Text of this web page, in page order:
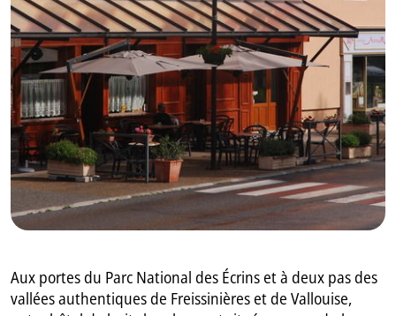
GB
IT
Aux portes du Parc National des Écrins et à deux pas des
vallées authentiques de Freissinières et de Vallouise,